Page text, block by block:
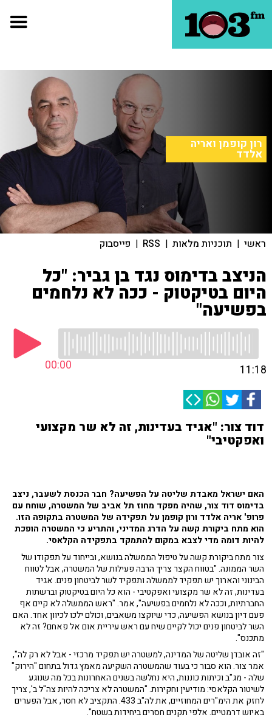
רון קופמן ואריה
אלדד
ראשי | תוכניות מלאות |
RSS
| פייסבוק
הניצב בדימוס נגד בן גביר: "כל
היום בטיקטוק - ככה לא נלחמים
בפשיעה"
00:00 11:18
דוד צור: "אגיד בעדינות, זה לא שר מקצועי
ואפקטיבי"
האם ישראל מאבדת שליטה על הפשיעה? חבר הכנסת לשעבר, ניצב
בדימוס דוד צור, שהיה מפקד מחוז תל אביב של המשטרה, שוחח עם
פרופ' אריה אלדד ורון קופמן על תפקידה של המשטרה בתקופה הזו.
הוא מתח ביקורת קשה על הדרג המדיני, והתריע כי המשטרה הופכת
להיות דומה מדי לצבא במקום להתמקד בתפקידה הקלאסי.
צור מתח ביקורת קשה על טיפול הממשלה בנושא, ובייחוד על תפקודו של
השר הממונה. "בטווח הקצר צריך הרבה פעילות של המשטרה, אבל לטווח
הבינוני והארוך יש תפקיד לממשלה ותפקיד לשר לביטחון פנים. אגיד
בעדינות, זה לא שר מקצועי ואפקטיבי - הוא כל היום בטיקטוק וברשתות
החברתיות, וככה לא נלחמים בפשיעה", אמר. "ראש הממשלה לא קיים אף
פעם דיון בנושא הפשיעה, כדי שיוקצו משאבים, וכולם ילכו לכיוון אחד. האם
השר לביטחון פנים יכול לקיים שיח עם ראש עיריית אום אל פאחם? זה לא
מתכנס".
"זה אובדן שליטה של המדינה, למשטרה יש תפקיד מרכזי - אבל לא רק לה",
אמר צור. הוא סבור כי בעוד שהמשטרה השקיעה מאמץ גדול בתחום "הירוק"
שלה - מג"ב וכיתות כוננות, היא נחלשה בשנים האחרונות בכל מה שנוגע
לשיטור הקלאסי: מודיעין וחקירות. "המשטרה לא צריכה להיות צה"ל ב', צריך
לחזק את הימ"רים המחוזיים, את לה"ב 433. התקציב לא חסר, אבל הפערים
באיוש דרמטיים. אלפי תקנים חסרים ביחידות בשטח".